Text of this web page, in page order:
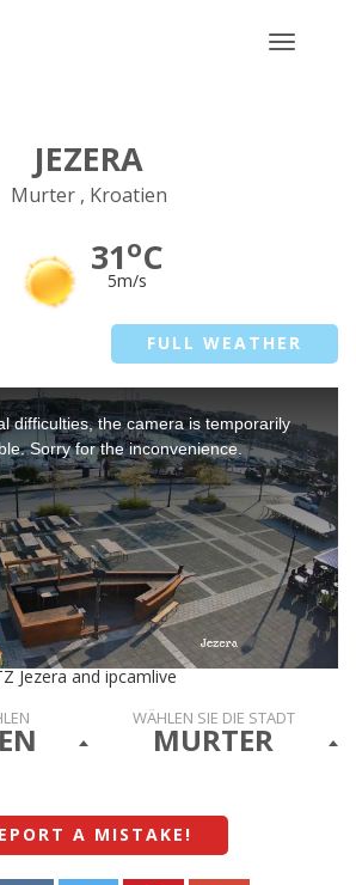
Toggle
JEZERA
Murter , Kroatien
31oC
5m/s
FULL WEATHER
difficulties, the camera is temporarily
Sorry for the inconvenience.
Jezera and ipcamlive
WÄHLEN SIE DIE STADT
MURTER
A MISTAKE !